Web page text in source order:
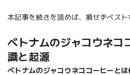
本記事を続きを読めば、損せずベスト
ベトナムのジャコウネコ
識と起源
ベトナムのジャコウネココーヒーと